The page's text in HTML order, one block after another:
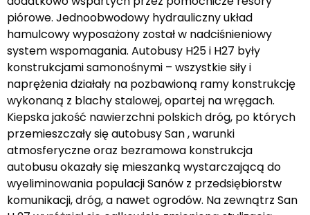
piórowe. Jednoobwodowy hydrauliczny układ
hamulcowy wyposażony został w nadciśnieniowy
system wspomagania. Autobusy H25 i H27 były
konstrukcjami samonośnymi – wszystkie siły i
naprężenia działały na pozbawioną ramy konstrukcję
wykonaną z blachy stalowej, opartej na wręgach.
Kiepska jakość nawierzchni polskich dróg, po których
przemieszczały się autobusy San , warunki
atmosferyczne oraz bezramowa konstrukcja
autobusu okazały się mieszanką wystarczającą do
wyeliminowania populacji Sanów z przedsiębiorstw
komunikacji, dróg, a nawet ogrodów. Na zewnątrz San